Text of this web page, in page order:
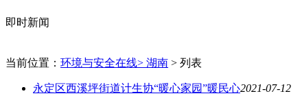
即时新闻
当前位置： 环境与安全在线> 湖南 > 列表
永定区西溪坪街道计生协“暖心家园”暖民心2021-07-12